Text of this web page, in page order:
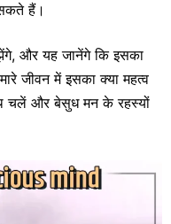
हैं।
और यह जानेंगे कि इसका
जीवन में इसका क्या महत्व
चलें और बेसुध मन के रहस्यों